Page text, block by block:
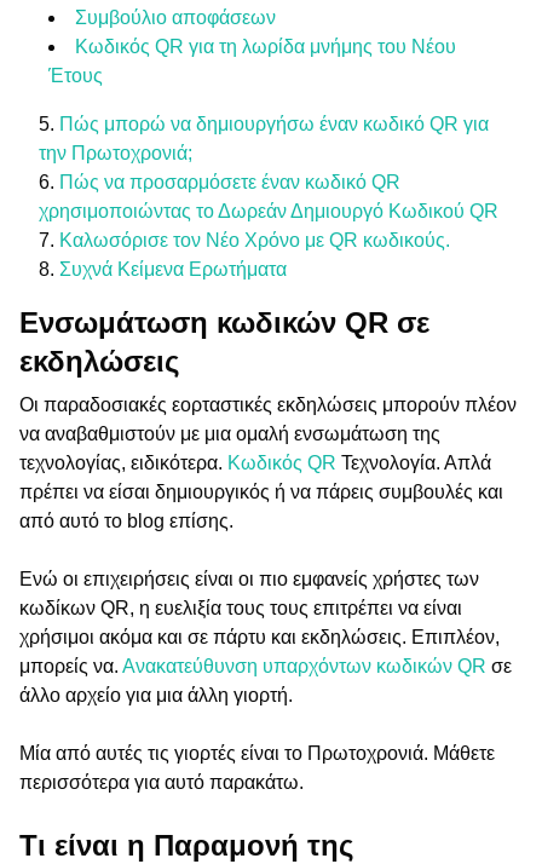
Συμβούλιο αποφάσεων
Κωδικός QR για τη λωρίδα μνήμης του Νέου
Έτους
Πώς μπορώ να δημιουργήσω έναν κωδικό QR για
την Πρωτοχρονιά;
Πώς να προσαρμόσετε έναν κωδικό QR
χρησιμοποιώντας το Δωρεάν Δημιουργό Κωδικού QR
Καλωσόρισε τον Νέο Χρόνο με QR κωδικούς.
Συχνά Κείμενα Ερωτήματα
Ενσωμάτωση κωδικών QR σε
εκδηλώσεις
Οι παραδοσιακές εορταστικές εκδηλώσεις μπορούν πλέον
να αναβαθμιστούν με μια ομαλή ενσωμάτωση της
τεχνολογίας, ειδικότερα. Κωδικός QR Τεχνολογία. Απλά
πρέπει να είσαι δημιουργικός ή να πάρεις συμβουλές και
από αυτό το blog επίσης.
Ενώ οι επιχειρήσεις είναι οι πιο εμφανείς χρήστες των
κωδίκων QR, η ευελιξία τους τους επιτρέπει να είναι
χρήσιμοι ακόμα και σε πάρτυ και εκδηλώσεις. Επιπλέον,
μπορείς να. Ανακατεύθυνση υπαρχόντων κωδικών QR σε
άλλο αρχείο για μια άλλη γιορτή.
Μία από αυτές τις γιορτές είναι το Πρωτοχρονιά. Μάθετε
περισσότερα για αυτό παρακάτω.
Τι είναι η Παραμονή της